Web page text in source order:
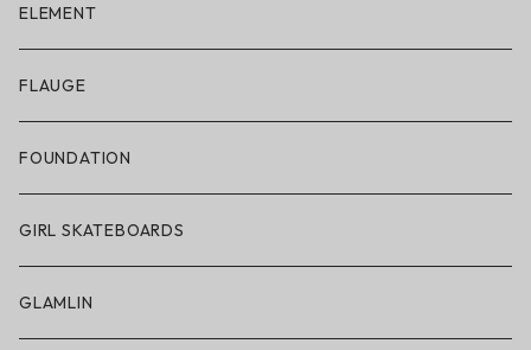
ELECTRIC × ON THE ROAM
アパレル
帽子
サングラス
スノーゴーグル
ELEMENT
FLAUGE
FOUNDATION
GIRL SKATEBOARDS
GLAMLIN